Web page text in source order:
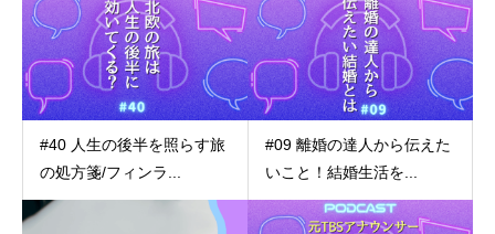
#40 人生の後半を照らす旅
の処方箋/フィンラ...
#09 離婚の達人から伝えた
いこと！結婚生活を...